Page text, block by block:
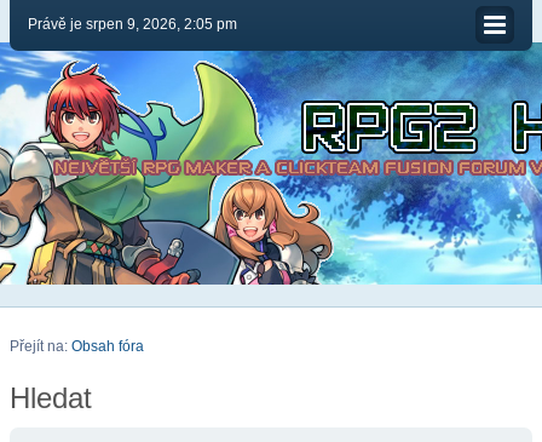
Právě je srpen 9, 2026, 2:05 pm
Přejít na: Obsah fóra
Hledat